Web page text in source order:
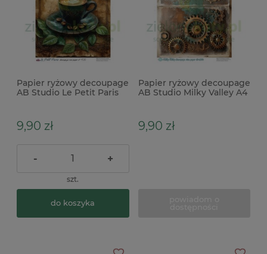
Papier ryżowy decoupage
AB Studio Le Petit Paris
9,90 zł
- +
szt.
do koszyka
Papier ryżowy decoupage
AB Studio Milky Valley A4
9,90 zł